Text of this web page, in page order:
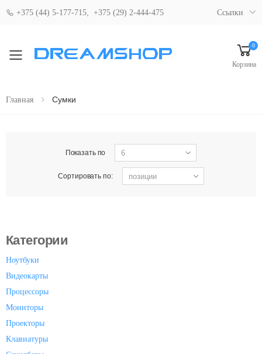
+375 (44) 5-177-715 +375 (29) 2-444-475 Ссылки
Свернуть мобильное меню
0
Корзина
Главная Сумки
Показать по
Сортировать по:
Категории
Ноутбуки
Видеокарты
Процессоры
Мониторы
Проекторы
Клавиатуры